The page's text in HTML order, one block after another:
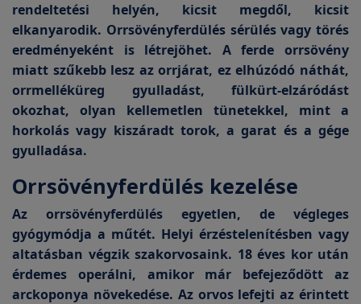
rendeltetési helyén, kicsit megdől, kicsit
elkanyarodik. Orrsövényferdülés sérülés vagy törés
eredményeként is létrejöhet. A ferde orrsövény
miatt szűkebb lesz az orrjárat, ez elhúzódó náthát,
orrmelléküreg gyulladást, fülkürt-elzáródást
okozhat, olyan kellemetlen tünetekkel, mint a
horkolás vagy kiszáradt torok, a garat és a gége
gyulladása.
Orrsövényferdülés kezelése
Az orrsövényferdülés egyetlen, de végleges
gyógymódja a műtét. Helyi érzéstelenítésben vagy
altatásban végzik szakorvosaink. 18 éves kor után
érdemes operálni, amikor már befejeződött az
arckoponya növekedése. Az orvos lefejti az érintett